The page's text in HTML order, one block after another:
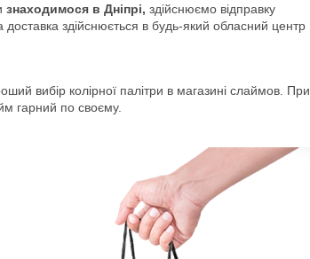
знаходимося в Дніпрі, здійснюємо відправку
здійснюється в будь-який обласний центр
вибір колірної палітри в магазині слаймов. При
гарний по своєму.